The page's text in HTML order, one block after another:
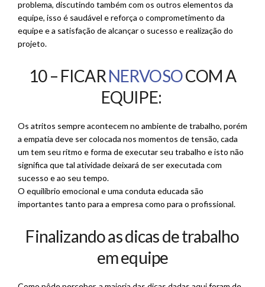
problema, discutindo também com os outros elementos da
equipe, isso é saudável e reforça o comprometimento da
equipe e a satisfação de alcançar o sucesso e realização do
projeto.
10 – FICARNERVOSOCOM A
EQUIPE:
Os atritos sempre acontecem no ambiente de trabalho, porém
a empatia deve ser colocada nos momentos de tensão, cada
um tem seu ritmo e forma de executar seu trabalho e isto não
significa que tal atividade deixará de ser executada com
sucesso e ao seu tempo.
O equilíbrio emocional e uma conduta educada são
importantes tanto para a empresa como para o profissional.
Finalizando as dicas de trabalho
em equipe